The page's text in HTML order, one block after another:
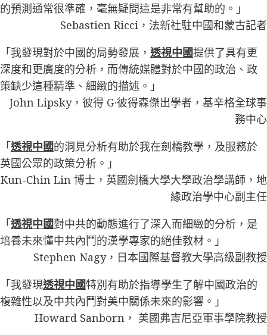
的預測通常很準確，毫無疑問這是非常有幫助的。」
Sebastien Ricci，法新社駐中國和蒙古記者
「我發現對於中國的局勢發展， 透視中國提供了具有更
深度和更廣度的分析，而傳統媒體對於中國的政治、政
策缺少這種精準、細緻的描述。」
John Lipsky，彼得 G·彼得森傑出學者，基辛格全球事
務中心
「透視中國的洞見分析有助於我在劍橋教學，及服務於
英國公眾的政策分析。」
Kun-Chin Lin 博士，英國劍橋大學大學政治學講師，地
緣政治學中心副主任
「透視中國對中共的動態進行了深入而細緻的分析，是
培養未來懂中共內鬥的漢學專家的絕佳教材。」
Stephen Nagy，日本國際基督教大學高級副教授
「我發現透視中國特別有助於指導學生了解中國政治的
複雜性以及中共內鬥對美中關係未來的影響。」
Howard Sanborn， 美國弗吉尼亞軍事學院教授